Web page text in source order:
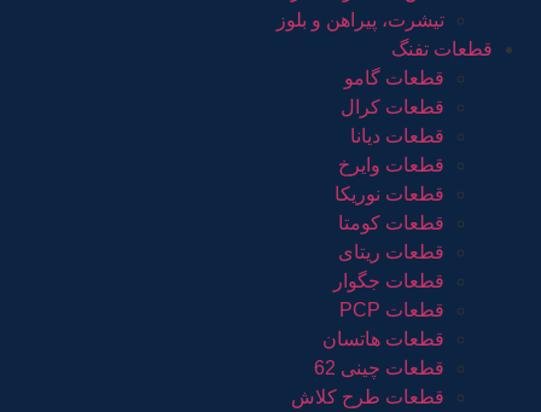
تیشرت، پیراهن و بلوز
قطعات تفنگ
قطعات گامو
قطعات کرال
قطعات دیانا
قطعات وایرخ
قطعات نوریکا
قطعات کومتا
قطعات ریتای
قطعات جگوار
قطعات PCP
قطعات هاتسان
قطعات چینی 62
قطعات طرح کلاش